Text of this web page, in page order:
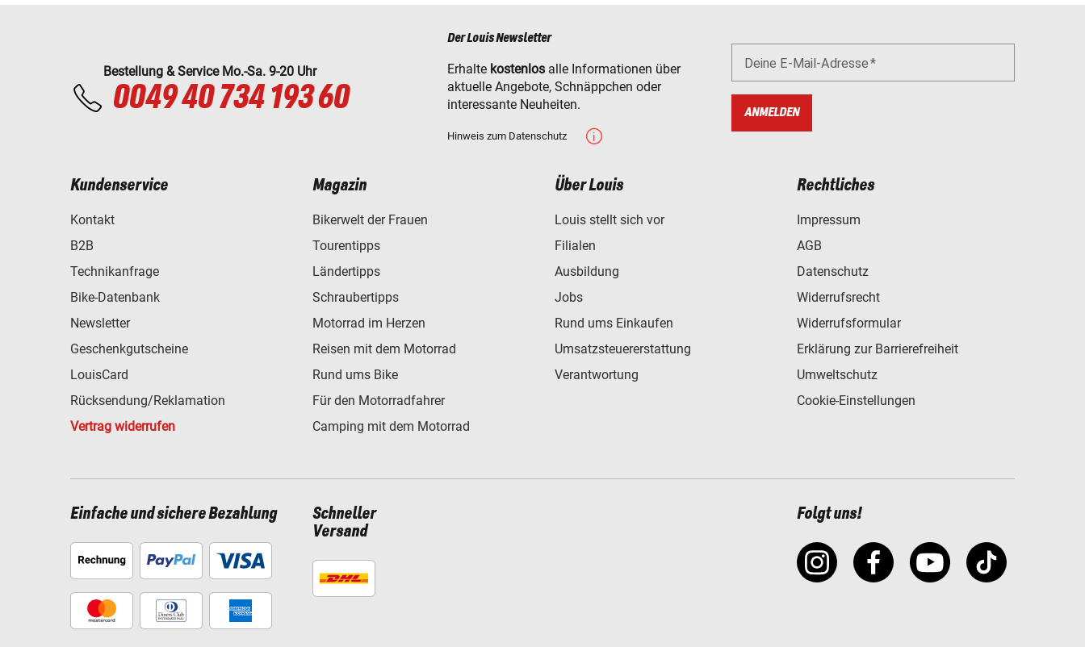
Bestellung & Service Mo.-Sa. 9-20 Uhr
0049 40 734 193 60
Der Louis Newsletter
Erhalte kostenlos alle Informationen über
aktuelle Angebote, Schnäppchen oder
interessante Neuheiten.
Hinweis zum Datenschutz
Deine E-Mail-Adresse
ANMELDEN
Kundenservice
Kontakt
B2B
Technikanfrage
Bike-Datenbank
Newsletter
Geschenkgutscheine
LouisCard
Rücksendung/Reklamation
Vertrag widerrufen
Magazin
Bikerwelt der Frauen
Tourentipps
Ländertipps
Schraubertipps
Motorrad im Herzen
Reisen mit dem Motorrad
Rund ums Bike
Für den Motorradfahrer
Camping mit dem Motorrad
Über Louis
Louis stellt sich vor
Filialen
Ausbildung
Jobs
Rund ums Einkaufen
Umsatzsteuererstattung
Verantwortung
Rechtliches
Impressum
AGB
Datenschutz
Widerrufsrecht
Widerrufsformular
Erklärung zur Barrierefreiheit
Umweltschutz
Cookie-Einstellungen
Einfache und sichere Bezahlung
Schneller
Versand
Folgt uns!